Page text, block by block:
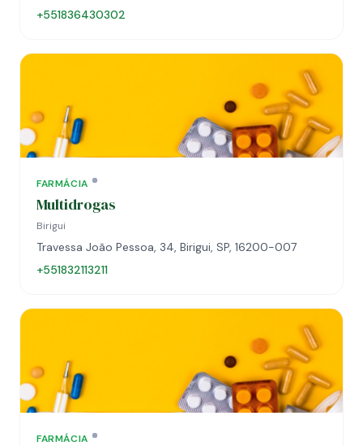
+551836430302
FARMÁCIA
Multidrogas
Birigui
Travessa João Pessoa, 34, Birigui, SP, 16200-007
+551832113211
FARMÁCIA